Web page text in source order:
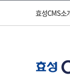
효성CMS소